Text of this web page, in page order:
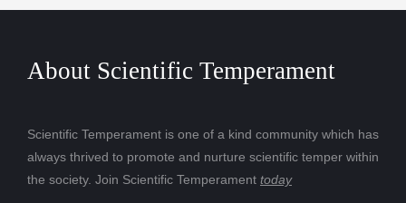
About Scientific Temperament
Scientific Temperament is one of a kind community which has
always thrived to promote and nurture scientific temper within
the society. Join Scientific Temperament today